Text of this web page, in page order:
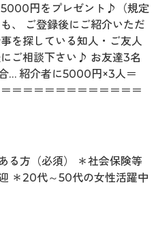
5000円をプレゼント♪（規定
、 ご登録後にご紹介いただ
を探している知人・ご友人
ご相談下さい♪ お友達3名
… 紹介者に5000円×3人＝
＝＝＝＝＝＝＝＝＝＝＝＝
る方（必須） ＊社会保険等
＊20代～50代の女性活躍中